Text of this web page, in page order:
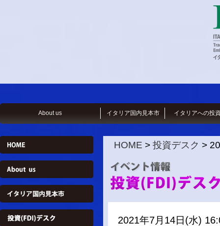
About us イタリア国内見本市 イタリアへの投
HOME > 投資デスク >
2021年7月14日(水)